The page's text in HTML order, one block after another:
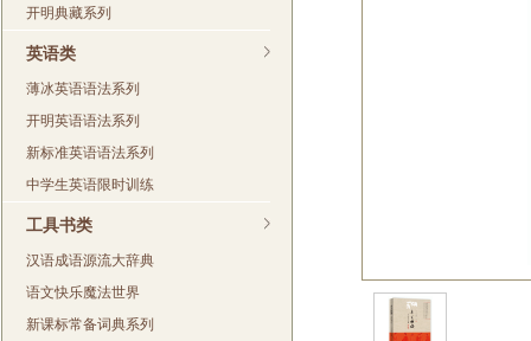
开明典藏系列
英语类
薄冰英语语法系列
开明英语语法系列
新标准英语语法系列
中学生英语限时训练
工具书类
汉语成语源流大辞典
语文快乐魔法世界
新课标常备词典系列